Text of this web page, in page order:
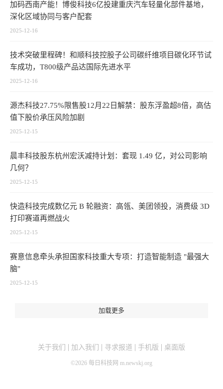
加码西南产能！博俊科技6亿投建重庆汽车轻量化部件基地，
深化区域协同与客户配套
2025-12-16
技术突破里程碑！和顺科技控股子公司碳纤维项目碳化环节试
车成功，T800级产品达国际先进水平
2025-12-16
源杰科技27.75%限售股12月22日解禁：股东浮盈超8倍，高估
值下股价承压风险加剧
2025-12-15
晨丰科技股东杭州宏沃减持计划：套现 1.49 亿，对公司影响
几何？
2025-12-15
快造科技完成数亿元 B 轮融资：高瓴、美团领投，消费级 3D
打印赛道再燃战火
2025-12-15
赛意信息牵头承担国家科技重大专项：打造智能制造 "最强大
脑"
2025-12-15
加载更多
关于我们 加入我们 寻求报道 手机版 桌面版
©2026 每日科技网 m.newskj.org